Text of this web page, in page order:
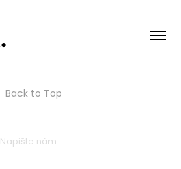
Back to Top
Napište nám